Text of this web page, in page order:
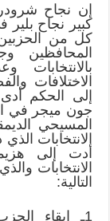
إن نجاح شرودر
كبير نجاح
كل من
المحافظين
الاختلافات
إلى الحكم
جون ميجر في
المسيحي
الانتخابات
أدت إلى
الانتخابات
التالية:
1ـ إبقاء